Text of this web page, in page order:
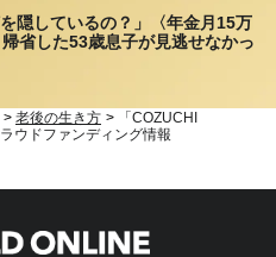
いでは？」
を隠しているの？」〈年金月15万
省した53歳息子が見逃せなかっ
> 老後の生き方 >
「COZUCHI
ウドファンディング情報